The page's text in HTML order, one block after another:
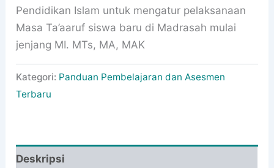
Pendidikan Islam untuk mengatur pelaksanaan
Masa Ta’aaruf siswa baru di Madrasah mulai
jenjang MI. MTs, MA, MAK
Kategori: Panduan Pembelajaran dan Asesmen
Terbaru
Deskripsi